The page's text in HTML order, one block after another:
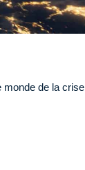
monde de la crise